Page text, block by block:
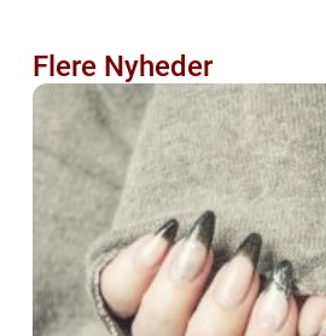
Flere Nyheder